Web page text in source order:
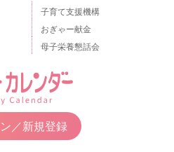
子育て支援機構
おぎゃー献金
母子栄養懇話会
／新規登録